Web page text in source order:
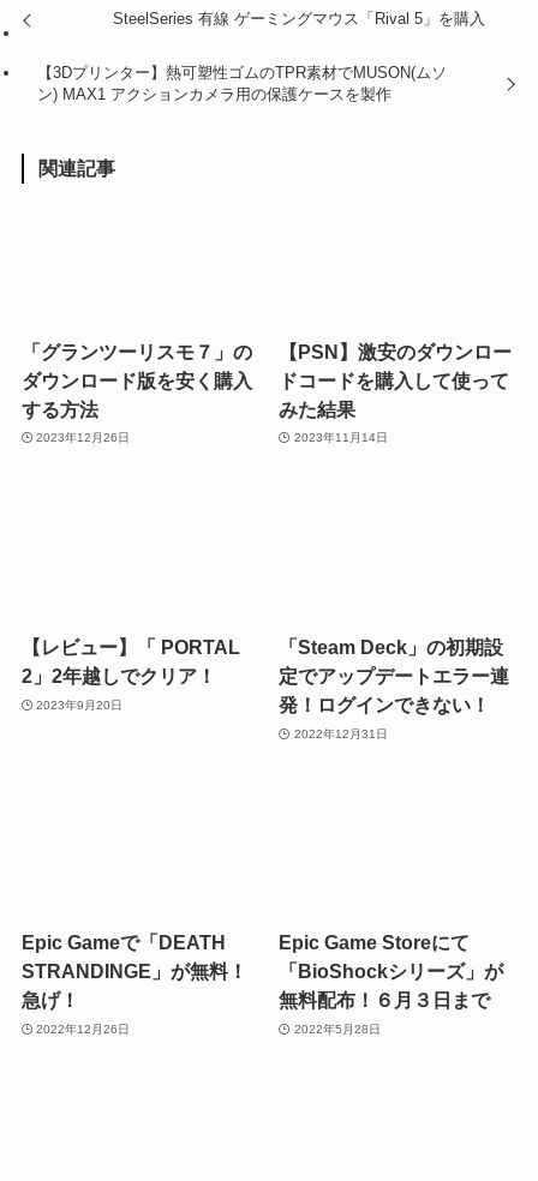
SteelSeries 有線 ゲーミングマウス「Rival 5」を購入
【3Dプリンター】熱可塑性ゴムのTPR素材でMUSON(ムソ
ン) MAX1 アクションカメラ用の保護ケースを製作
関連記事
「グランツーリスモ７」の
ダウンロード版を安く購入
する方法
2023年12月26日
【PSN】激安のダウンロー
ドコードを購入して使って
みた結果
2023年11月14日
【レビュー】「 PORTAL
2」2年越しでクリア！
2023年9月20日
「Steam Deck」の初期設
定でアップデートエラー連
発！ログインできない！
2022年12月31日
Epic Gameで「DEATH
STRANDINGE」が無料！
急げ！
2022年12月26日
Epic Game Storeにて
「BioShockシリーズ」が
無料配布！６月３日まで
2022年5月28日